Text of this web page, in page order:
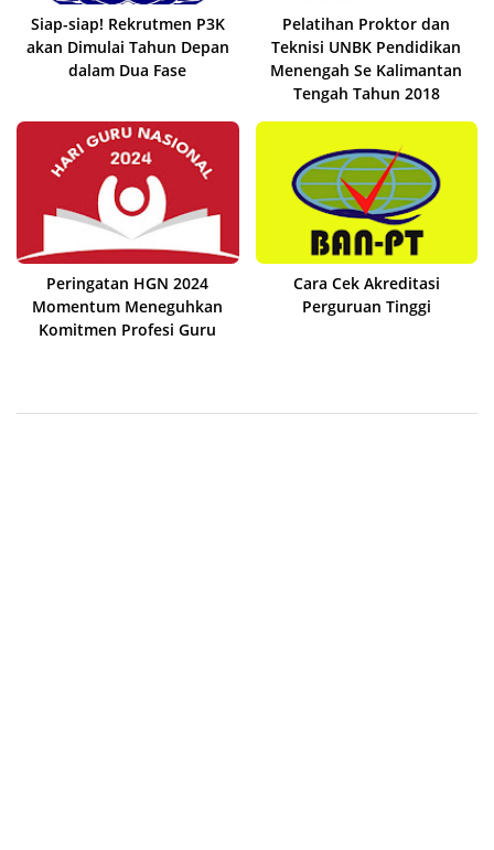
Siap-siap! Rekrutmen P3K
akan Dimulai Tahun Depan
dalam Dua Fase
Pelatihan Proktor dan
Teknisi UNBK Pendidikan
Menengah Se Kalimantan
Tengah Tahun 2018
Peringatan HGN 2024
Momentum Meneguhkan
Komitmen Profesi Guru
Cara Cek Akreditasi
Perguruan Tinggi